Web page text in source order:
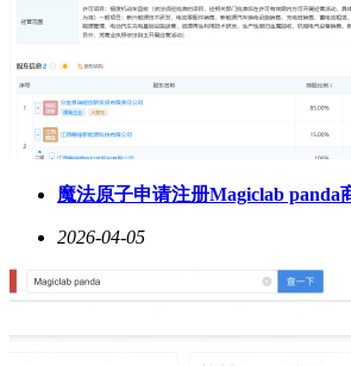
魔法原子申请注册Magiclab panda
2026-04-05